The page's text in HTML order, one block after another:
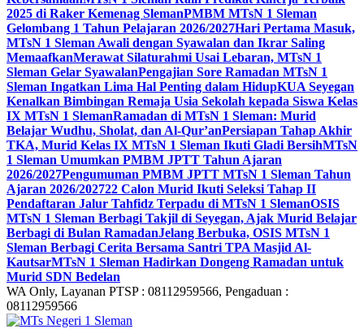
2025 di Raker Kemenag SlemanPMBM MTsN 1 Sleman
Gelombang 1 Tahun Pelajaran 2026/2027Hari Pertama Masuk,
MTsN 1 Sleman Awali dengan Syawalan dan Ikrar Saling
MemaafkanMerawat Silaturahmi Usai Lebaran, MTsN 1
Sleman Gelar SyawalanPengajian Sore Ramadan MTsN 1
Sleman Ingatkan Lima Hal Penting dalam HidupKUA Seyegan
Kenalkan Bimbingan Remaja Usia Sekolah kepada Siswa Kelas
IX MTsN 1 SlemanRamadan di MTsN 1 Sleman: Murid
Belajar Wudhu, Sholat, dan Al-Qur’anPersiapan Tahap Akhir
TKA, Murid Kelas IX MTsN 1 Sleman Ikuti Gladi BersihMTsN
1 Sleman Umumkan PMBM JPTT Tahun Ajaran
2026/2027Pengumuman PMBM JPTT MTsN 1 Sleman Tahun
Ajaran 2026/202722 Calon Murid Ikuti Seleksi Tahap II
Pendaftaran Jalur Tahfidz Terpadu di MTsN 1 SlemanOSIS
MTsN 1 Sleman Berbagi Takjil di Seyegan, Ajak Murid Belajar
Berbagi di Bulan RamadanJelang Berbuka, OSIS MTsN 1
Sleman Berbagi Cerita Bersama Santri TPA Masjid Al-
KautsarMTsN 1 Sleman Hadirkan Dongeng Ramadan untuk
Murid SDN Bedelan
WA Only, Layanan PTSP : 08112959566, Pengaduan :
08112959566